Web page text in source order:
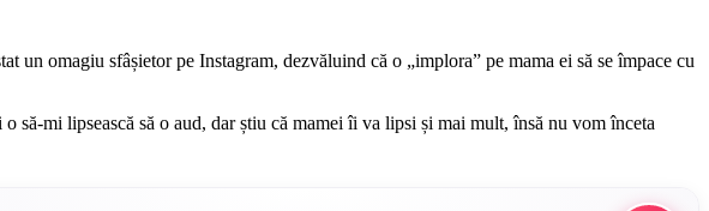
omagiu sfâșietor pe Instagram, dezvăluind că o „implora” pe mama ei să se împace cu
mi lipsească să o aud, dar știu că mamei îi va lipsi și mai mult, însă nu vom înceta